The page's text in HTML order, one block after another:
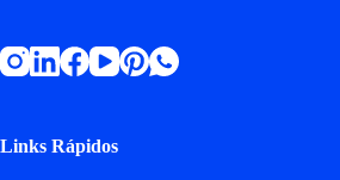
Links Rápidos